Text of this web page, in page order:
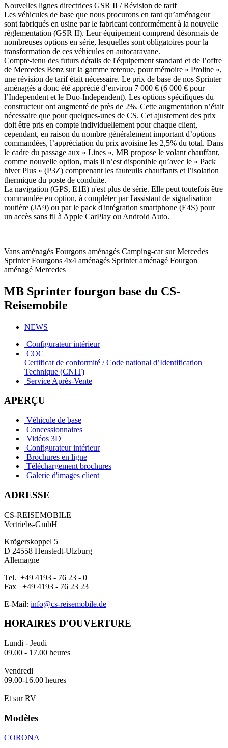
Nouvelles lignes directrices GSR II / Révision de tarif
Les véhicules de base que nous procurons en tant qu’aménageur
sont fabriqués en usine par le fabricant conformément à la nouvelle
réglementation (GSR II). Leur équipement comprend désormais de
nombreuses options en série, lesquelles sont obligatoires pour la
transformation de ces véhicules en autocaravane.
Compte-tenu des futurs détails de l'équipement standard et de l’offre
de Mercedes Benz sur la gamme retenue, pour mémoire « Proline »,
une révision de tarif était nécessaire. Le prix de base de nos Sprinter
aménagés a donc été apprécié d’environ 7 000 € (6 000 € pour
l’Independent et le Duo-Independent). Les options spécifiques du
constructeur ont augmenté de près de 2%. Cette augmentation n’était
nécessaire que pour quelques-unes de CS. Cet ajustement des prix
doit être pris en compte individuellement pour chaque client,
cependant, en raison du nombre généralement important d’options
commandées, l’appréciation du prix avoisine les 2,5% du total. Dans
le cadre du passage aux « Lines », MB propose le volant chauffant,
comme nouvelle option, mais il n’est disponible qu’avec le « Pack
hiver Plus » (P3Z) comprenant les fauteuils chauffants et l’isolation
thermique du poste de conduite.
La navigation (GPS, E1E) n'est plus de série. Elle peut toutefois être
commandée en option, à compléter par l'assistant de signalisation
routière (JA9) ou par le pack d'intégration smartphone (E4S) pour
un accès sans fil à Apple CarPlay ou Android Auto.
Vans aménagés Fourgons aménagés Camping-car sur Mercedes
Sprinter Fourgons 4x4 aménagés Sprinter aménagé Fourgon
aménagé Mercedes
MB Sprinter fourgon base du CS-
Reisemobile
NEWS
Configurateur intérieur
COC
Certificat de conformité / Code national d’Identification
Technique (CNIT)
Service Après-Vente
APERÇU
Véhicule de base
Concessionnaires
Vidéos 3D
Configurateur intérieur
Brochures en ligne
Téléchargement brochures
Galerie d'images client
ADRESSE
CS-REISEMOBILE
Vertriebs-GmbH
Krögerskoppel 5
D 24558 Henstedt-Ulzburg
Allemagne
Tel. +49 4193 - 76 23 - 0
Fax +49 4193 - 76 23 23
E-Mail: info@cs-reisemobile.de
HORAIRES D'OUVERTURE
Lundi - Jeudi
09.00 - 17.00 heures
Vendredi
09.00-16.00 heures
Et sur RV
Modèles
CORONA